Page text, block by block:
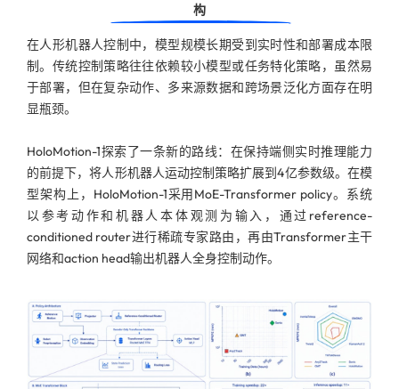
构
在人形机器人控制中，模型规模长期受到实时性和部署成本限
制。传统控制策略往往依赖较小模型或任务特化策略，虽然易
于部署，但在复杂动作、多来源数据和跨场景泛化方面存在明
显瓶颈。
HoloMotion-1探索了一条新的路线：在保持端侧实时推理能力
的前提下，将人形机器人运动控制策略扩展到4亿参数级。在模
型架构上，HoloMotion-1采用MoE-Transformer policy。系统
以参考动作和机器人本体观测为输入，通过reference-
conditioned router进行稀疏专家路由，再由Transformer主干
网络和action head输出机器人全身控制动作。